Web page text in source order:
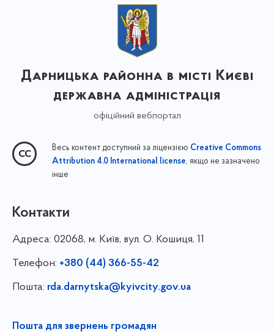
Дарницька районна в місті Києві
державна адміністрація
офіційний вебпортал
Весь контент доступний за ліцензією Creative Commons
Attribution 4.0 International license, якщо не зазначено
інше
Контакти
Адреса: 02068, м. Київ, вул. О. Кошиця, 11
Телефон: +380 (44) 366-55-42
Пошта: rda.darnytska@kyivcity.gov.ua
Пошта для звернень громадян